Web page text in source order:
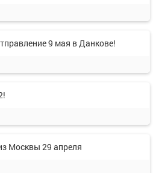
9 мая в Данкове!
Москвы 29 апреля